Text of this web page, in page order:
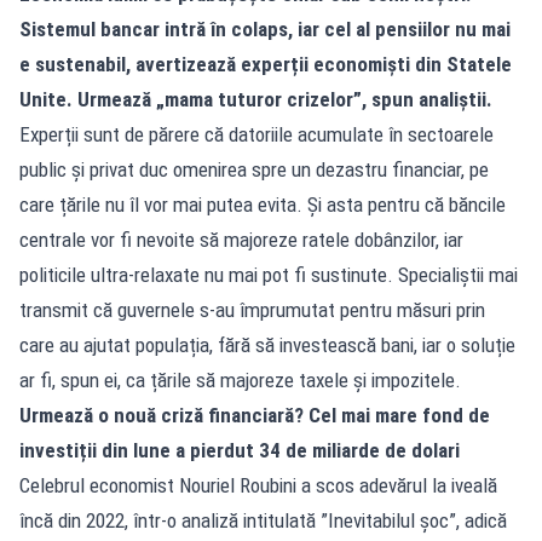
Sistemul bancar intră în colaps, iar cel al pensiilor nu mai
e sustenabil, avertizează experții economiști din Statele
Unite. Urmează „mama tuturor crizelor”, spun analiștii.
Experții sunt de părere că datoriile acumulate în sectoarele
public și privat duc omenirea spre un dezastru financiar, pe
care țările nu îl vor mai putea evita. Și asta pentru că băncile
centrale vor fi nevoite să majoreze ratele dobânzilor, iar
politicile ultra-relaxate nu mai pot fi sustinute. Specialiștii mai
transmit că guvernele s-au împrumutat pentru măsuri prin
care au ajutat populația, fără să investească bani, iar o soluție
ar fi, spun ei, ca țările să majoreze taxele și impozitele.
Urmează o nouă criză financiară? Cel mai mare fond de
investiții din lune a pierdut 34 de miliarde de dolari
Celebrul economist Nouriel Roubini a scos adevărul la iveală
încă din 2022, într-o analiză intitulată ”Inevitabilul șoc”, adică